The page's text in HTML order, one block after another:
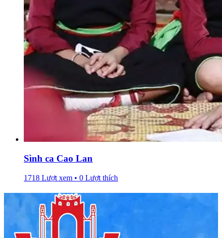
Sình ca Cao Lan
1718 Lượt xem • 0 Lượt thích